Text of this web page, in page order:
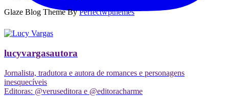
lucyvargasautora
Jornalista, tradutora e autora de romances e personagens
inesquecíveis
Editoras: @veruseditora e @editoracharme
Glaze Blog Theme ByPerfectwpthemes